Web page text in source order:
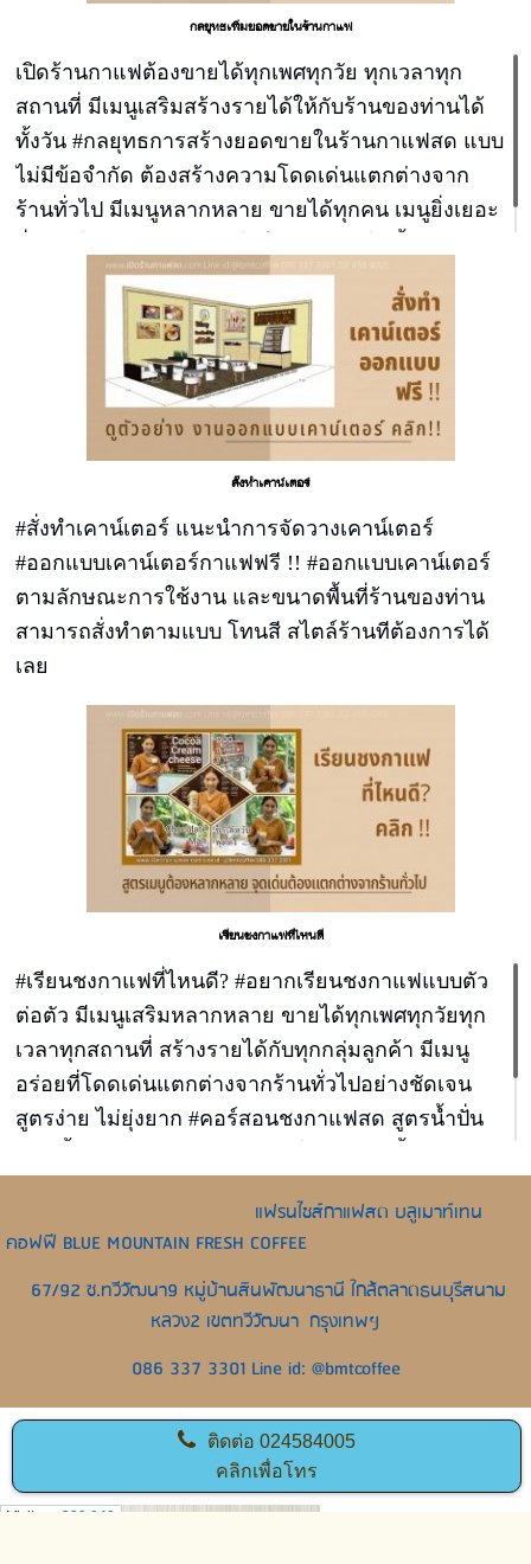
กลยุทธเพิ่มยอดขายในร้านกาแฟ
เปิดร้านกาแฟต้องขายได้ทุกเพศทุกวัย ทุกเวลาทุก
สถานที่ มีเมนูเสริมสร้างรายได้ให้กับร้านของท่านได้
ทั้งวัน #กลยุทธการสร้างยอดขายในร้านกาแฟสด แบบ
ไม่มีข้อจำกัด ต้องสร้างความโดดเด่นแตกต่างจาก
ร้านทั่วไป มีเมนูหลากหลาย ขายได้ทุกคน เมนูยิ่งเยอะ
สั่งทำเคาน์เตอร์
#สั่งทำเคาน์เตอร์ แนะนำการจัดวางเคาน์เตอร์
#ออกแบบเคาน์เตอร์กาแฟฟรี !! #ออกแบบเคาน์เตอร์
ตามลักษณะการใช้งาน และขนาดพื้นที่ร้านของท่าน
สามารถสั่งทำตามแบบ โทนสี สไตล์ร้านทีต้องการได้
เลย
เรียนชงกาแฟที่ไหนดี
#เรียนชงกาแฟที่ไหนดี? #อยากเรียนชงกาแฟแบบตัว
ต่อตัว มีเมนูเสริมหลากหลาย ขายได้ทุกเพศทุกวัยทุก
เวลาทุกสถานที่ สร้างรายได้กับทุกกลุ่มลูกค้า มีเมนู
อร่อยที่โดดเด่นแตกต่างจากร้านทั่วไปอย่างชัดเจน
สูตรง่าย ไม่ยุ่งยาก #คอร์สอนชงกาแฟสด สูตรน้ำปั่น
แฟรนไชส์กาแฟสด บลูเมาท์เทน
คอฟฟี BLUE MOUNTAIN FRESH COFFEE
67/92 ซ.ทวีวัฒนา9 หมู่บ้านสินพัฒนาธานี ใกล้ตลาดธนบุรีสนาม
หลวง2 เขตทวีวัฒนา กรุงเทพฯ
086 337 3301 Line id: @bmtcoffee
ติดต่อ 024584005
คลิกเพื่อโทร
Visitors: 329,049